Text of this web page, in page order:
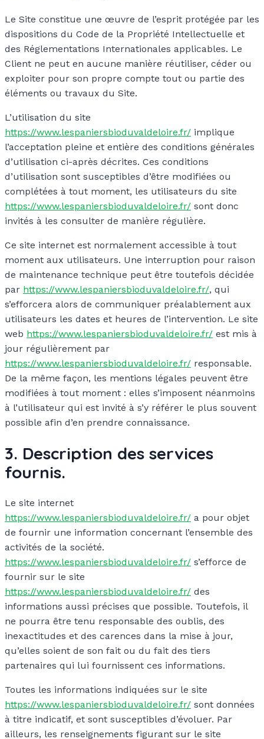
Le Site constitue une œuvre de l’esprit protégée par les
dispositions du Code de la Propriété Intellectuelle et
des Réglementations Internationales applicables. Le
Client ne peut en aucune manière réutiliser, céder ou
exploiter pour son propre compte tout ou partie des
éléments ou travaux du Site.
L’utilisation du site
https://www.lespaniersbioduvaldeloire.fr/ implique
l’acceptation pleine et entière des conditions générales
d’utilisation ci-après décrites. Ces conditions
d’utilisation sont susceptibles d’être modifiées ou
complétées à tout moment, les utilisateurs du site
https://www.lespaniersbioduvaldeloire.fr/ sont donc
invités à les consulter de manière régulière.
Ce site internet est normalement accessible à tout
moment aux utilisateurs. Une interruption pour raison
de maintenance technique peut être toutefois décidée
par https://www.lespaniersbioduvaldeloire.fr/, qui
s’efforcera alors de communiquer préalablement aux
utilisateurs les dates et heures de l’intervention. Le site
web https://www.lespaniersbioduvaldeloire.fr/ est mis à
jour régulièrement par
https://www.lespaniersbioduvaldeloire.fr/ responsable.
De la même façon, les mentions légales peuvent être
modifiées à tout moment : elles s’imposent néanmoins
à l’utilisateur qui est invité à s’y référer le plus souvent
possible afin d’en prendre connaissance.
3. Description des services
fournis.
Le site internet
https://www.lespaniersbioduvaldeloire.fr/ a pour objet
de fournir une information concernant l’ensemble des
activités de la société.
https://www.lespaniersbioduvaldeloire.fr/ s’efforce de
fournir sur le site
https://www.lespaniersbioduvaldeloire.fr/ des
informations aussi précises que possible. Toutefois, il
ne pourra être tenu responsable des oublis, des
inexactitudes et des carences dans la mise à jour,
qu’elles soient de son fait ou du fait des tiers
partenaires qui lui fournissent ces informations.
Toutes les informations indiquées sur le site
https://www.lespaniersbioduvaldeloire.fr/ sont données
à titre indicatif, et sont susceptibles d’évoluer. Par
ailleurs, les renseignements figurant sur le site